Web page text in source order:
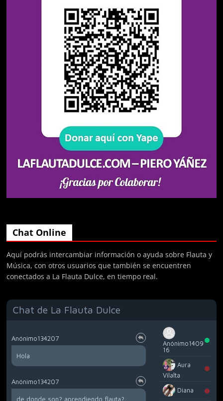
Chat Online
Aquí podrás intercambiar información o ayuda sobre Flauta y
Música, con otros usuarios que también se encuentren
conectados a La Flauta Dulce, en tiempo real.
Chat de La Flauta Dulce
Anónimo134207
Hola
Anónimo134207
de donde son? aprendiendo flauta?
Anónimo1409
16
Aura
Vilalta
Diana